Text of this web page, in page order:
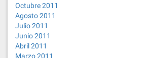
Octubre 2011
Agosto 2011
Julio 2011
Junio 2011
Abril 2011
Marzo 2011